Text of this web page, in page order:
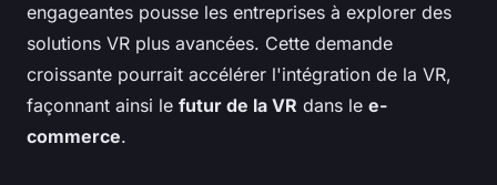
engageantes pousse les entreprises à explorer des
solutions VR plus avancées. Cette demande
croissante pourrait accélérer l'intégration de la VR,
façonnant ainsi le futur de la VR dans le e-
commerce.